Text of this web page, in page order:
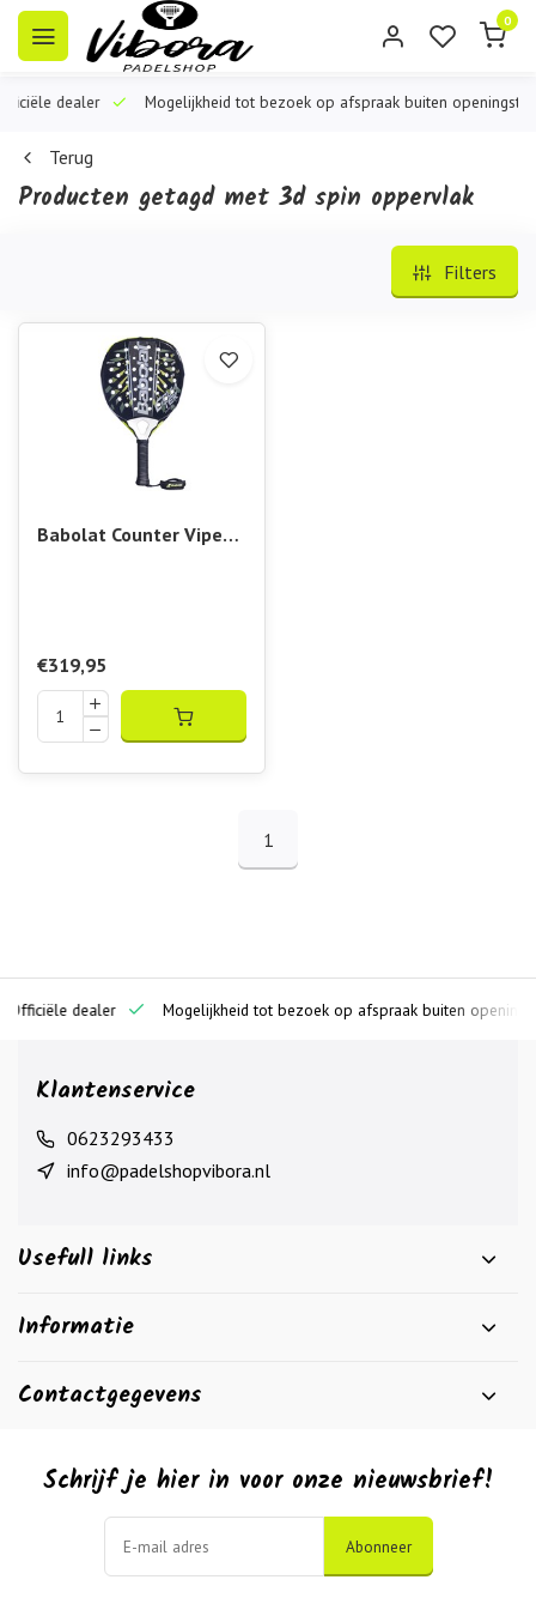
0
dealer Mogelijkheid tot bezoek op afspraak buiten openingstijden
Terug
Producten getagd met 3d spin oppervlak
Filters
Babolat Counter Viper
€319,95
1
dealer Mogelijkheid tot bezoek op afspraak buiten
Klantenservice
0623293433
info@padelshopvibora.nl
Usefull links
Informatie
Contactgegevens
Schrijf je hier in voor onze nieuwsbrief!
Abonneer